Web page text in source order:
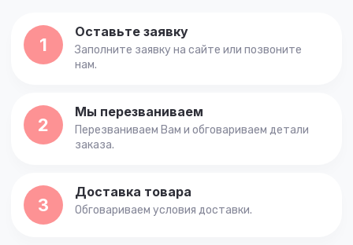
1
Оставьте заявку
Заполните заявку на сайте или позвоните
нам.
2
Мы перезваниваем
Перезваниваем Вам и обговариваем детали
заказа.
3
Доставка товара
Обговариваем условия доставки.